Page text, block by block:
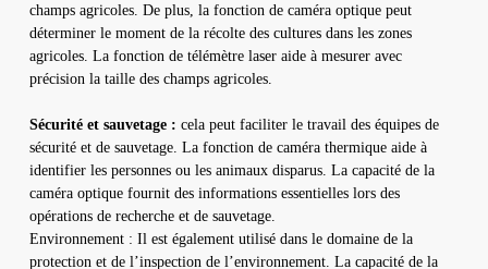
champs agricoles. De plus, la fonction de caméra optique peut
déterminer le moment de la récolte des cultures dans les zones
agricoles. La fonction de télémètre laser aide à mesurer avec
précision la taille des champs agricoles.
Sécurité et sauvetage : cela peut faciliter le travail des équipes de
sécurité et de sauvetage. La fonction de caméra thermique aide à
identifier les personnes ou les animaux disparus. La capacité de la
caméra optique fournit des informations essentielles lors des
opérations de recherche et de sauvetage.
Environnement : Il est également utilisé dans le domaine de la
protection et de l’inspection de l’environnement. La capacité de la